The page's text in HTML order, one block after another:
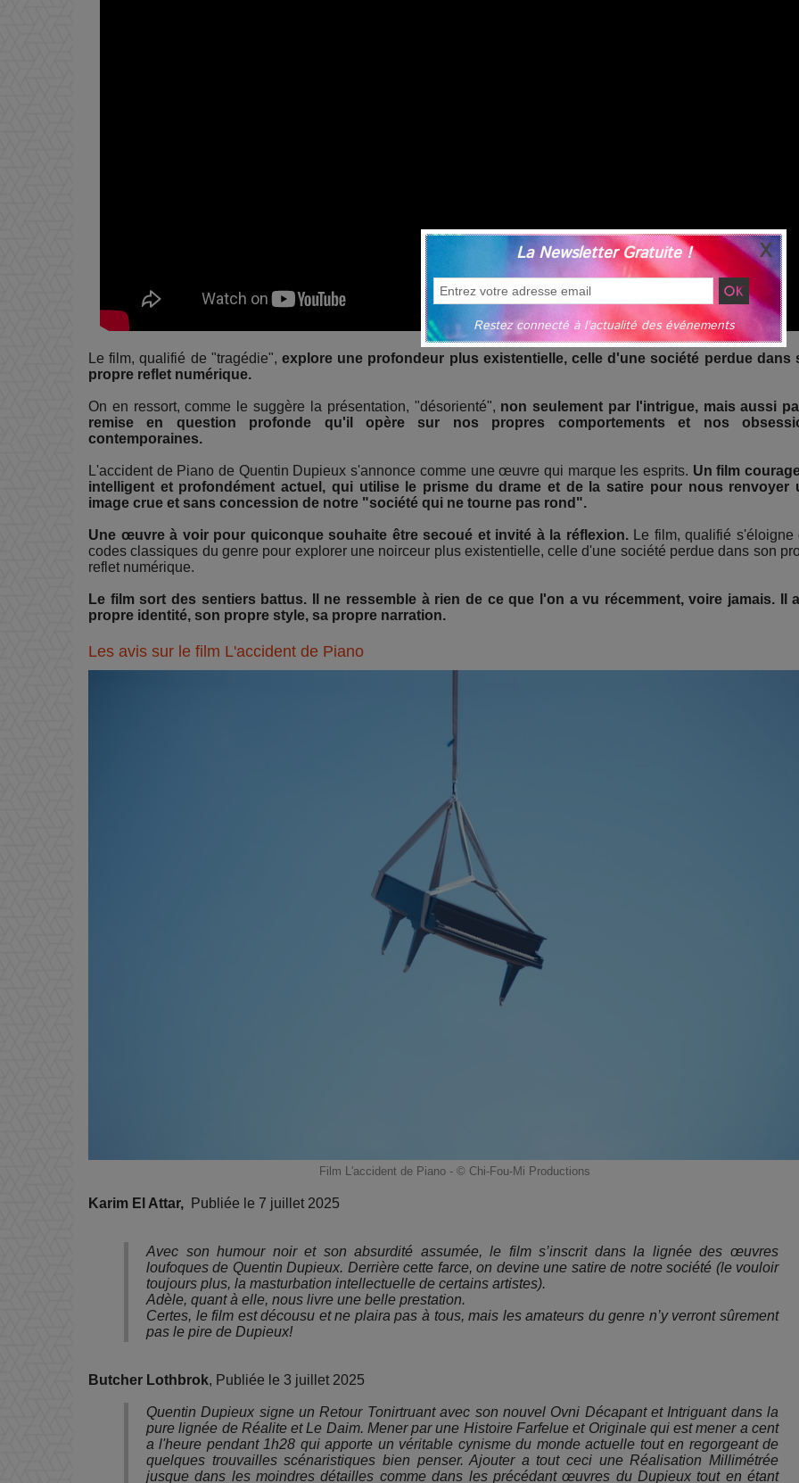
Le film, qualifié de "tragédie", explore une profondeur plus existentielle, celle d'une société perdue dans
propre reflet numérique.
On en ressort, comme le suggère la présentation, "désorienté", non seulement par l'intrigue, mais aussi
remise en question profonde qu'il opère sur nos propres comportements et nos
contemporaines.
L'accident de Piano de Quentin Dupieux s'annonce comme une œuvre qui marque les esprits. Un film
intelligent et profondément actuel, qui utilise le prisme du drame et de la satire pour nous renvoyer
image crue et sans concession de notre "société qui ne tourne pas rond".
Une œuvre à voir pour quiconque souhaite être secoué et invité à la réflexion. Le film, qualifié s'éloigne
codes classiques du genre pour explorer une noirceur plus existentielle, celle d'une société perdue dans son
reflet numérique.
Le film sort des sentiers battus. Il ne ressemble à rien de ce que l'on a vu récemment, voire jamais. Il
propre identité, son propre style, sa propre narration.
Les avis sur le film L'accident de Piano
Film L'accident de Piano - © Chi-Fou-Mi Productions
Karim El Attar, Publiée le 7 juillet 2025
Avec son humour noir et son absurdité assumée, le film s’inscrit dans la lignée des œuvres
loufoques de Quentin Dupieux. Derrière cette farce, on devine une satire de notre société (le vouloir
toujours plus, la masturbation intellectuelle de certains artistes).
Adèle, quant à elle, nous livre une belle prestation.
Certes, le film est décousu et ne plaira pas à tous, mais les amateurs du genre n’y verront sûrement
pas le pire de Dupieux!
Butcher Lothbrok, Publiée le 3 juillet 2025
Quentin Dupieux signe un Retour Tonirtruant avec son nouvel Ovni Décapant et Intriguant dans la
pure lignée de Réalite et Le Daim. Mener par une Histoire Farfelue et Originale qui est mener a cent
a l'heure pendant 1h28 qui apporte un véritable cynisme du monde actuelle tout en regorgeant de
quelques trouvailles scénaristiques bien penser. Ajouter a tout ceci une Réalisation Millimétrée
jusque dans les moindres détailles comme dans les précédant œuvres du Dupieux tout en étant
La Newsletter Gratuite !
Restez connecté à l'actualité des événements